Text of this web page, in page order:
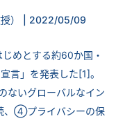
授） | 2022/05/09
めとする約60か国・
言」を発表した[1]。
いグローバルなイン
、④プライバシーの保